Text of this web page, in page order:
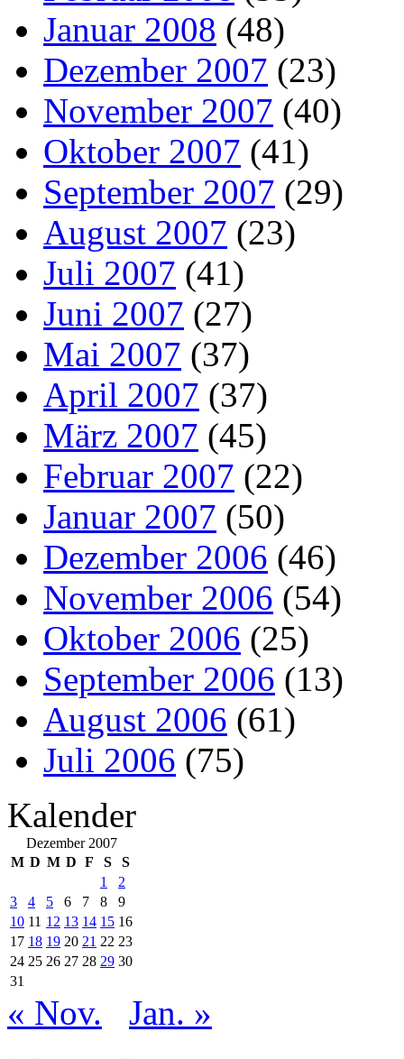
Januar 2008 (48)
Dezember 2007 (23)
November 2007 (40)
Oktober 2007 (41)
September 2007 (29)
August 2007 (23)
Juli 2007 (41)
Juni 2007 (27)
Mai 2007 (37)
April 2007 (37)
März 2007 (45)
Februar 2007 (22)
Januar 2007 (50)
Dezember 2006 (46)
November 2006 (54)
Oktober 2006 (25)
September 2006 (13)
August 2006 (61)
Juli 2006 (75)
Kalender
Dezember 2007
M D M D F S
S
1
2
3
4 5 6 7 8
9
10 11 12 13 14 15 16
17 18 19 20 21 22 23
24 25 26 27 28 29 30
31
« Nov. Jan. »